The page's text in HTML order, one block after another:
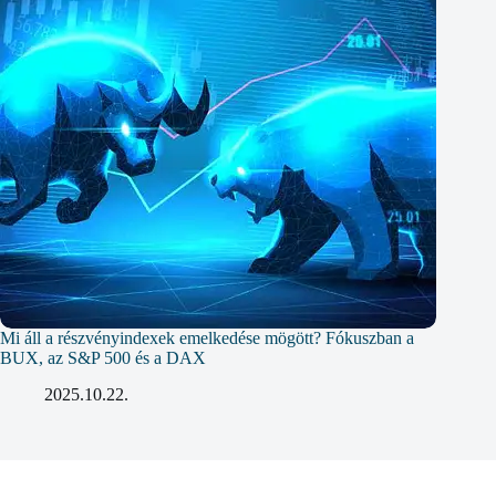
Mi áll a részvényindexek emelkedése mögött? Fókuszban a
BUX, az S&P 500 és a DAX
2025.10.22.